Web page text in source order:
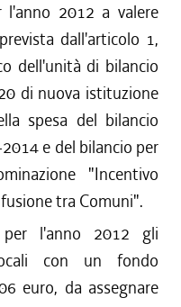
2012 a valere
dall'articolo 1,
dell'unità di bilancio
di nuova istituzione
spesa del bilancio
e del bilancio per
"Incentivo
tra Comuni".
per l'anno 2012 gli
con un fondo
euro, da assegnare